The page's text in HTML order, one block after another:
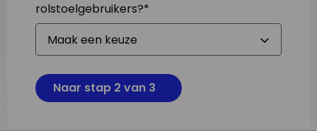
rolstoelgebruikers?*